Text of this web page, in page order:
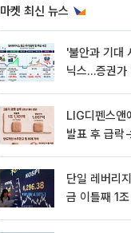
마켓 최신 뉴스
'불안과 기대
닉스…증권가
LIG디펜스앤
발표 후 급
단일 레버리
금 이틀째 1조